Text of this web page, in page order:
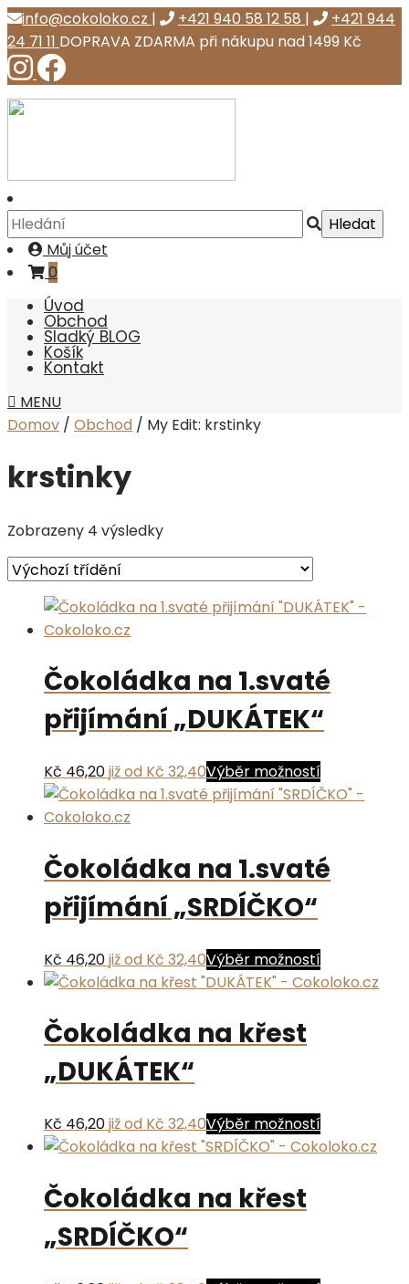
info@cokoloko.cz | +421 940 58 12 58 |
+421 944
24 71 11 DOPRAVA ZDARMA při nákupu nad 1499 Kč
Můj účet
0
Úvod
Obchod
Sladký BLOG
Košík
Kontakt
MENU
Domov / Obchod / My Edit: krstinky
krstinky
Zobrazeny 4 výsledky
Čokoládka na 1.svaté
přijímání „DUKÁTEK“
Kč 46,20již od Kč 32,40Výběr možnostíTento
produkt
variant.
Možnosti
na
stránce
Čokoládka na 1.svaté
přijímání „SRDÍČKO“
Kč 46,20již od Kč 32,40Výběr možnostíTento
produkt
vybrat
na
Čokoládka na křest
„DUKÁTEK“
Kč 46,20již od Kč 32,40Výběr možnostíTento
produkt
Čokoládka na křest
„SRDÍČKO“